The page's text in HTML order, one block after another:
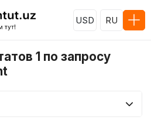
USD RU
1 по запросу